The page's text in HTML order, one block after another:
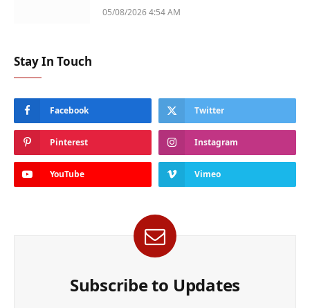
05/08/2026 4:54 AM
Stay In Touch
Facebook Twitter
Pinterest Instagram
YouTube Vimeo
Subscribe to Updates